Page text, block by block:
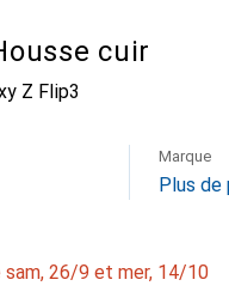
cuir
Z Flip3
Marque
Plus de
sam, 26/9 et mer, 14/10